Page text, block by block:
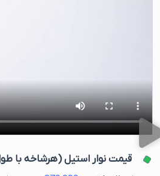
قیمت نوار استیل (هرشاخه با طول ۲۴۴ سانتی متر) :